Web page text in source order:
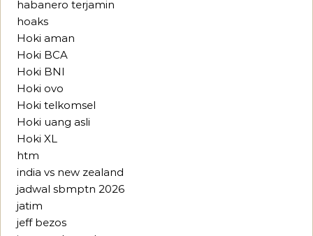
habanero terjamin
hoaks
Hoki aman
Hoki BCA
Hoki BNI
Hoki ovo
Hoki telkomsel
Hoki uang asli
Hoki XL
htm
india vs new zealand
jadwal sbmptn 2026
jatim
jeff bezos